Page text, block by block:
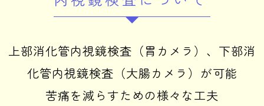
上部消化管内視鏡検査（胃カメラ）、下部消
化管内視鏡検査（大腸カメラ）が可能
苦痛を減らすための様々な工夫